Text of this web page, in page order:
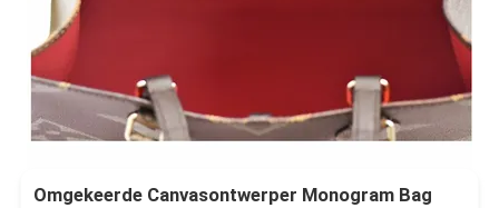
Omgekeerde Canvasontwerper Monogram Bag